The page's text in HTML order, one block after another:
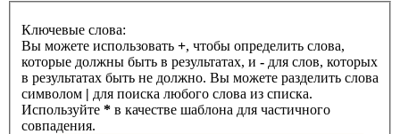
Ключевые слова:
Вы можете использовать +, чтобы определить слова,
которые должны быть в результатах, и - для слов, которых
в результатах быть не должно. Вы можете разделить слова
символом | для поиска любого слова из списка.
Используйте * в качестве шаблона для частичного
совпадения.